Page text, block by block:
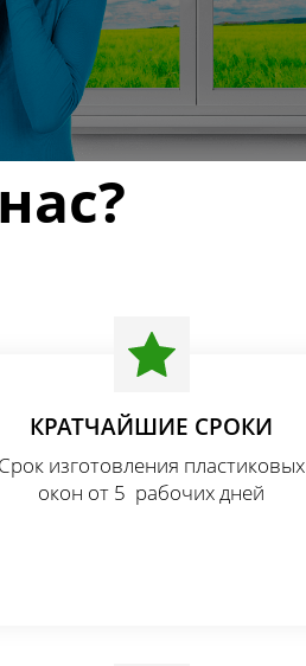
Заказать
КРАТЧАЙШИЕ СРОКИ
Срок изготовления пластиковых
окон от 5 рабочих дней